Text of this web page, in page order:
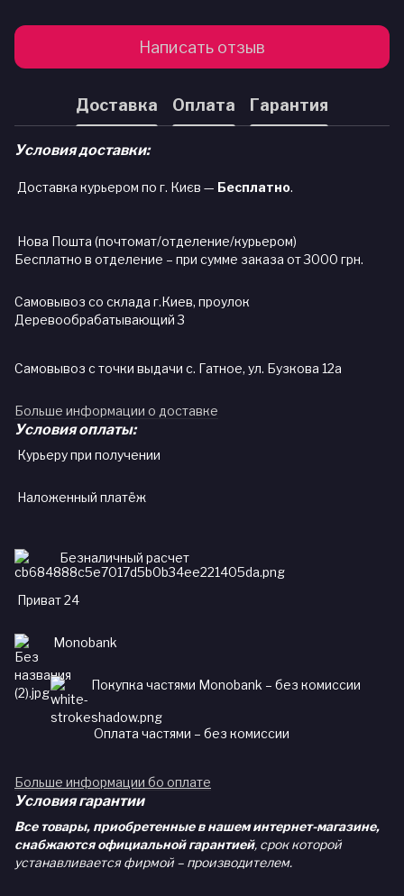
Написать отзыв
Доставка Оплата Гарантия
Условия доставки:
Доставка курьером по г. Києв — Бесплатно.
Нова Пошта (почтомат/отделение/курьером)
Бесплатно в отделение – при сумме заказа от 3000 грн.
Самовывоз со склада г.Киев, проулок
Деревообрабатывающий 3
Самовывоз с точки выдачи с. Гатное, ул. Бузкова 12а
Больше информации о доставке
Условия оплаты:
Курьеру при получении
Наложенный платёж
Безналичный расчет
Приват 24
Monobank
Покупка частями Monobank – без комиссии
Оплата частями – без комиссии
Больше информации бо оплате
Условия гарантии
Все товары, приобретенные в нашем интернет-магазине,
снабжаются официальной гарантией, срок которой
устанавливается фирмой – производителем.